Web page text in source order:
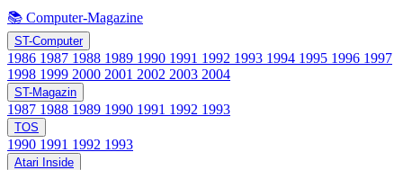
📚 Computer-Magazine
ST-Computer
1986 1987 1988 1989 1990 1991 1992 1993 1994 1995 1996 1997
1998 1999 2000 2001 2002 2003 2004
ST-Magazin
1987 1988 1989 1990 1991 1992 1993
TOS
1990 1991 1992 1993
Atari Inside